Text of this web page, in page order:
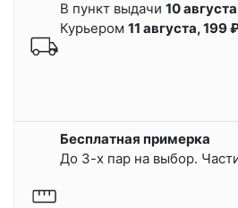
В пункт выдачи 10
Курьером 11 августа, 199
Бесплатная примерка
До 3-х пар на выбор.